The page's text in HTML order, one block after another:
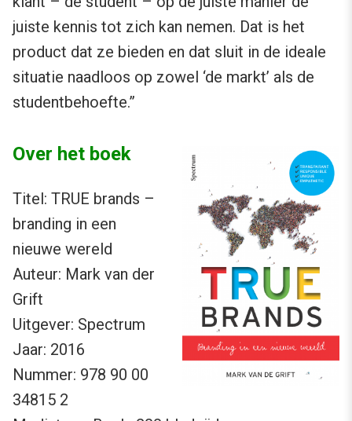
juiste kennis tot zich kan nemen. Dat is het
product dat ze bieden en dat sluit in de ideale
situatie naadloos op zowel ‘de markt’ als de
studentbehoefte.”
Over het boek
Titel: TRUE brands –
branding in een
nieuwe wereld
Auteur: Mark van der
Grift
Uitgever: Spectrum
Jaar: 2016
Nummer: 978 90 00
34815 2